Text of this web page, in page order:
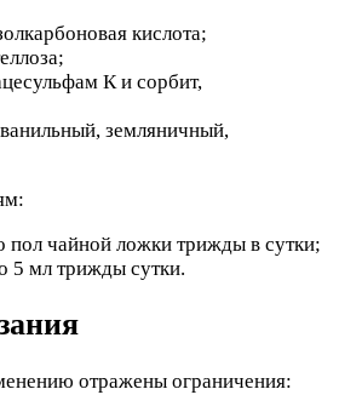
кислота;
К и сорбит,
земляничный,
пол чайной ложки трижды в сутки;
5 мл трижды сутки.
отражены ограничения: